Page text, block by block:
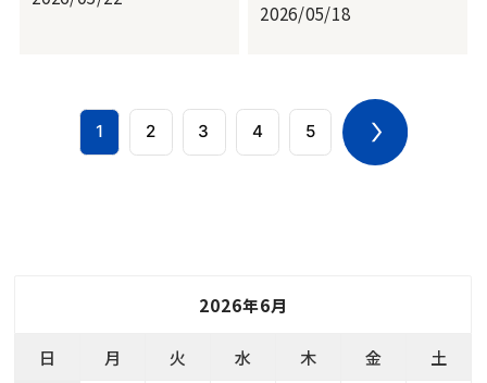
2026/05/18
1 2 3 4 5
2026年6月
日 月 火 水 木 金 土